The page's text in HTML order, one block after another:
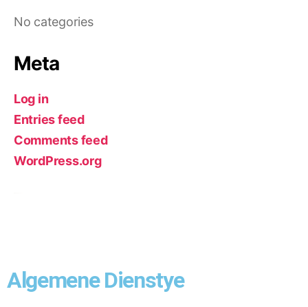
No categories
Meta
Log in
Entries feed
Comments feed
WordPress.org
Algemene Dienstye